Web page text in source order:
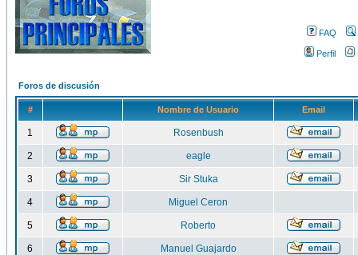
FAQ
Perfil
Foros de discusión
# Nombre de Usuario Email
1 Rosenbush
2 eagle
3 Sir Stuka
4 Miguel Ceron
5 Roberto
6 Manuel Guajardo